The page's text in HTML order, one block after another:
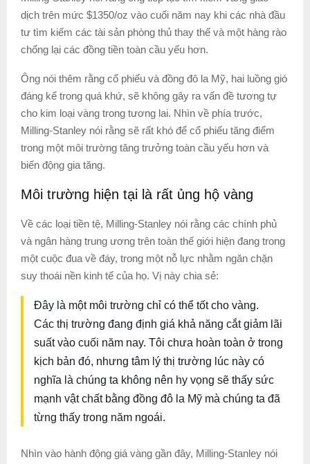
dịch trên mức $1350/oz vào cuối năm nay khi các nhà đầu
tư tìm kiếm các tài sản phòng thủ thay thế và một hàng rào
chống lại các đồng tiền toàn cầu yếu hơn.
Ông nói thêm rằng cổ phiếu và đồng đô la Mỹ, hai luồng gió
đáng kể trong quá khứ, sẽ không gây ra vấn đề tương tự
cho kim loại vàng trong tương lai. Nhìn về phía trước,
Milling-Stanley nói rằng sẽ rất khó để cổ phiếu tăng điểm
trong một môi trường tăng trưởng toàn cầu yếu hơn và
biến động gia tăng.
Môi trường hiện tại là rất ủng hộ vàng
Về các loại tiền tệ, Milling-Stanley nói rằng các chính phủ
và ngân hàng trung ương trên toàn thế giới hiện đang trong
một cuộc đua về đáy, trong một nỗ lực nhằm ngăn chặn
suy thoái nền kinh tế của họ. Vị này chia sẻ:
Đây là một môi trường chỉ có thể tốt cho vàng.
Các thị trường đang định giá khả năng cắt giảm lãi
suất vào cuối năm nay. Tôi chưa hoàn toàn ở trong
kịch bản đó, nhưng tâm lý thị trường lúc này có
nghĩa là chúng ta không nên hy vọng sẽ thấy sức
mạnh vật chất bằng đồng đô la Mỹ mà chúng ta đã
từng thấy trong năm ngoái.
Nhìn vào hành động giá vàng gần đây, Milling-Stanley nói